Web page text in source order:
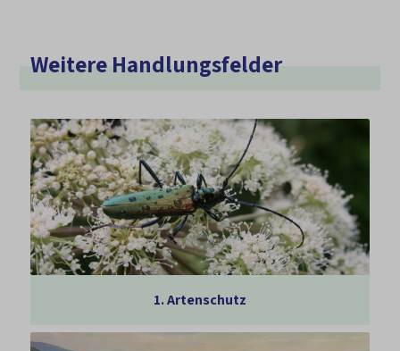
Weitere Handlungsfelder
1.Artenschutz